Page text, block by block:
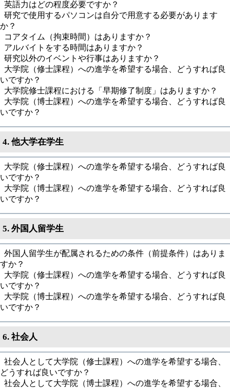
英語力はどの程度必要ですか？
研究で使用するパソコンは自分で用意する必要があります
か？
コアタイム（拘束時間）はありますか？
アルバイトをする時間はありますか？
研究以外のイベントや行事はありますか？
大学院（修士課程）への進学を希望する場合、どうすれば良
いですか？
大学院修士課程における「早期修了制度」はありますか？
大学院（博士課程）への進学を希望する場合、どうすれば良
いですか？
4. 他大学在学生
大学院（修士課程）への進学を希望する場合、どうすれば良
いですか？
大学院（博士課程）への進学を希望する場合、どうすれば良
いですか？
5. 外国人留学生
外国人留学生が配属されるための条件（前提条件）はありま
すか？
大学院（修士課程）への進学を希望する場合、どうすれば良
いですか？
大学院（博士課程）への進学を希望する場合、どうすれば良
いですか？
6. 社会人
社会人として大学院（修士課程）への進学を希望する場合、
どうすれば良いですか？
社会人として大学院（博士課程）への進学を希望する場合、